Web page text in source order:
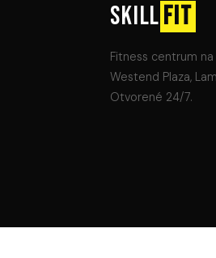
SKILLFIT
Fitness centrum na
Westend Plaza,
Otvorené 24/7.